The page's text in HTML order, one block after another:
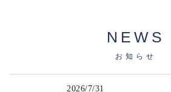
NEWS
お知らせ
2026/7/31